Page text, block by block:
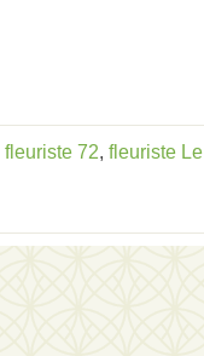
fleuriste 72, fleuriste Le